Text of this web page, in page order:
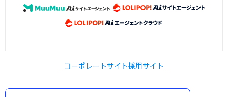
コーポレートサイト採用サイト